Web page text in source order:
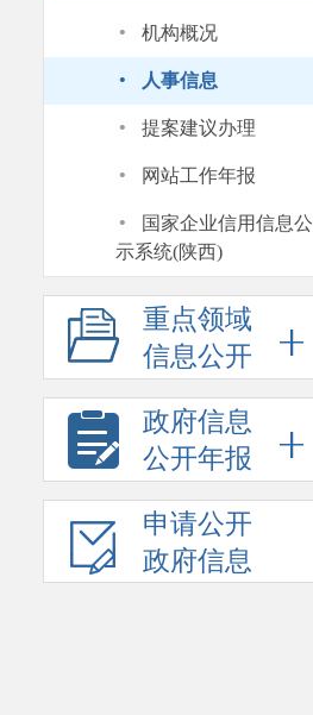
· 机构概况
· 人事信息
· 提案建议办理
· 网站工作年报
·
国家企业信用信息公
示系统(陕西)
重点领域
信息公开
政府信息
公开年报
申请公开
政府信息